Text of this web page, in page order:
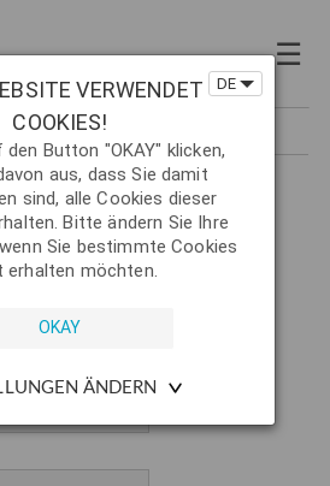
DE
VERWENDET
COOKIES!
den Button "OKAY" klicken,
aus, dass Sie damit
sind, alle Cookies dieser
Bitte ändern Sie Ihre
Sie bestimmte Cookies
erhalten möchten.
ÄNDERN
×
KURSE
Termine
Hechtkurse
Zweihandkurse
Guiding
☰